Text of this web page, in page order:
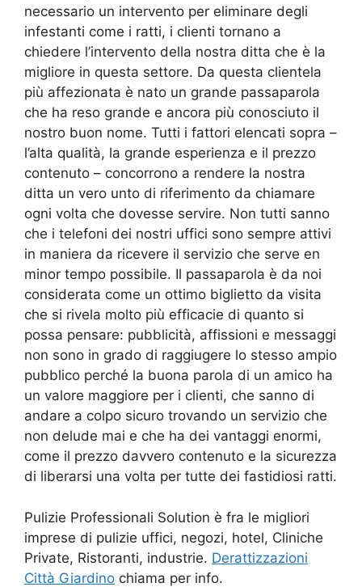
necessario un intervento per eliminare degli
infestanti come i ratti, i clienti tornano a
chiedere l’intervento della nostra ditta che è la
migliore in questa settore. Da questa clientela
più affezionata è nato un grande passaparola
che ha reso grande e ancora più conosciuto il
nostro buon nome. Tutti i fattori elencati sopra –
l’alta qualità, la grande esperienza e il prezzo
contenuto – concorrono a rendere la nostra
ditta un vero unto di riferimento da chiamare
ogni volta che dovesse servire. Non tutti sanno
che i telefoni dei nostri uffici sono sempre attivi
in maniera da ricevere il servizio che serve en
minor tempo possibile. Il passaparola è da noi
considerata come un ottimo biglietto da visita
che si rivela molto più efficacie di quanto si
possa pensare: pubblicità, affissioni e messaggi
non sono in grado di raggiugere lo stesso ampio
pubblico perché la buona parola di un amico ha
un valore maggiore per i clienti, che sanno di
andare a colpo sicuro trovando un servizio che
non delude mai e che ha dei vantaggi enormi,
come il prezzo davvero contenuto e la sicurezza
di liberarsi una volta per tutte dei fastidiosi ratti.
Pulizie Professionali Solution è fra le migliori
imprese di pulizie uffici, negozi, hotel, Cliniche
Private, Ristoranti, industrie. Derattizzazioni
Città Giardino chiama per info.